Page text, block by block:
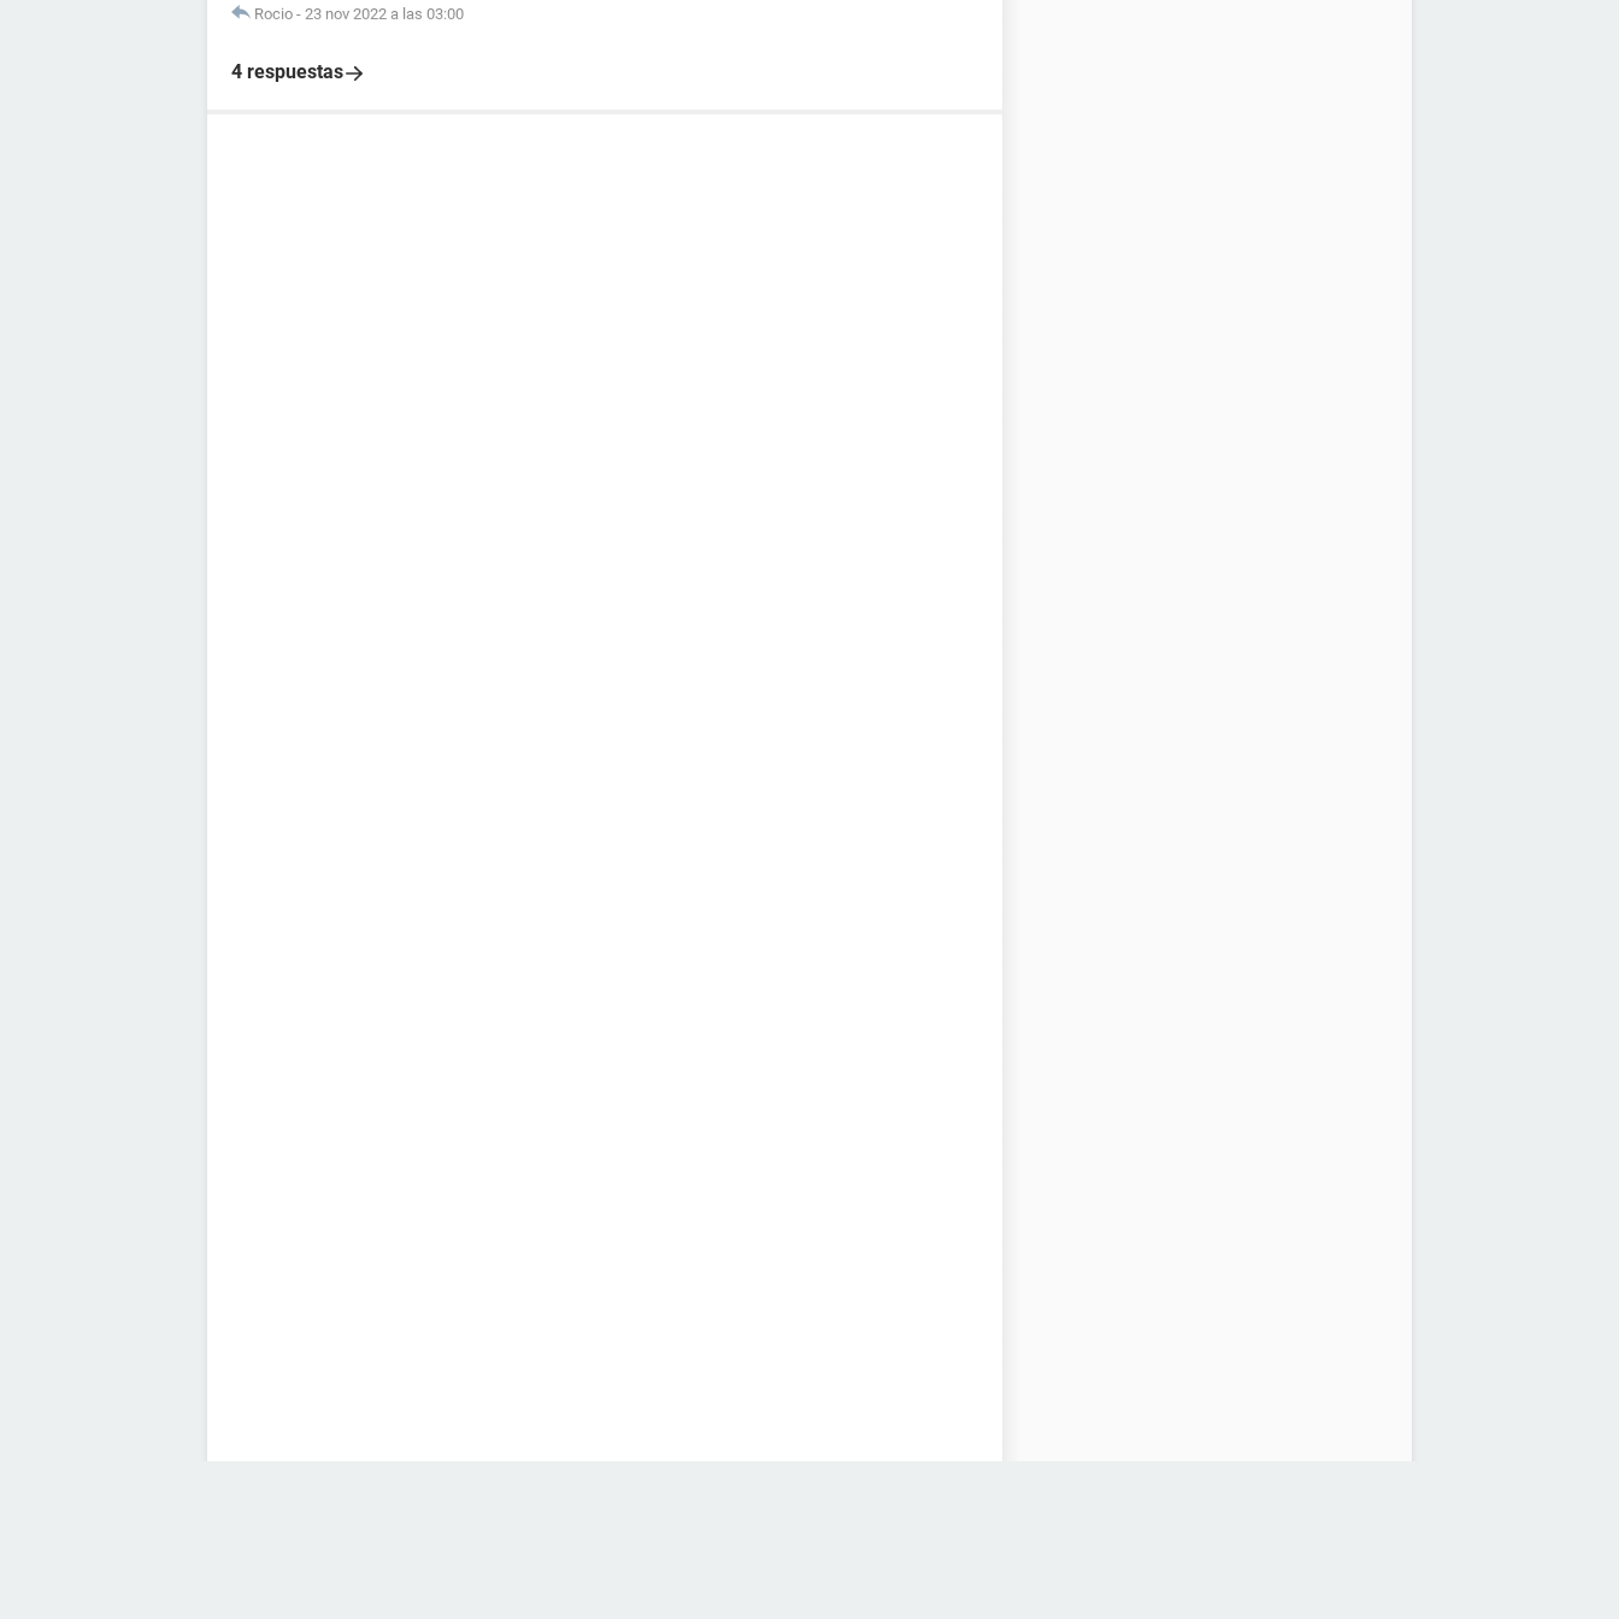
Rocio - 23 nov 2022 a las 03:00
4 respuestas